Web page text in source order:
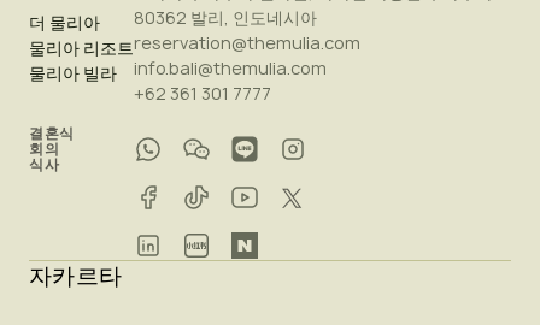
더 물리아
물리아 리조트
물리아 빌라
결혼식
회의
식사
80362 발리, 인도네시아
reservation@themulia.com
info.bali@themulia.com
+62 361 301 7777
자카르타